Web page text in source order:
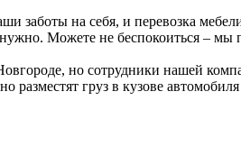
заботы на себя, и перевозка
нужно. Можете не беспокоиться –
но сотрудники нашей
груз в кузове